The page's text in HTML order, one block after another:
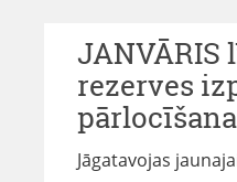
JANVĀRIS
rezerves
Jāgatavojas